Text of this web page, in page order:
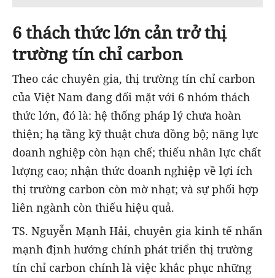
6 thách thức lớn cản trở thị
trường tín chỉ carbon
Theo các chuyên gia, thị trường tín chỉ carbon
của Việt Nam đang đối mặt với 6 nhóm thách
thức lớn, đó là: hệ thống pháp lý chưa hoàn
thiện; hạ tầng kỹ thuật chưa đồng bộ; năng lực
doanh nghiệp còn hạn chế; thiếu nhân lực chất
lượng cao; nhận thức doanh nghiệp về lợi ích
thị trường carbon còn mờ nhạt; và sự phối hợp
liên ngành còn thiếu hiệu quả.
TS. Nguyễn Mạnh Hải, chuyên gia kinh tế nhấn
mạnh định hướng chính phát triển thị trường
tín chỉ carbon chính là việc khắc phục những